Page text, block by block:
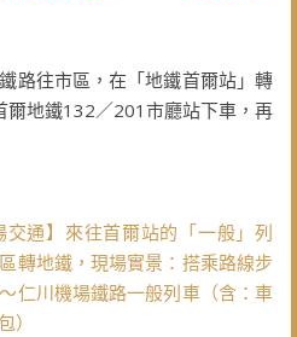
路往市區，在「地鐵首爾站」轉
爾地鐵132／201市廳站下車，再
交通】來往首爾站的「一般」列
轉地鐵，現場實景：搭乘路線步
仁川機場鐵路一般列車（含：車
）